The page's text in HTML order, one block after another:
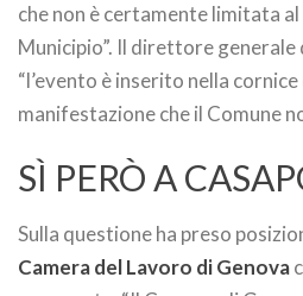
che non è certamente limitata
Municipio”. Il direttore
“l’evento è inserito nella
manifestazione che il Comune
SÌ PERÒ A
Sulla questione ha preso
Camera del Lavoro di Genova